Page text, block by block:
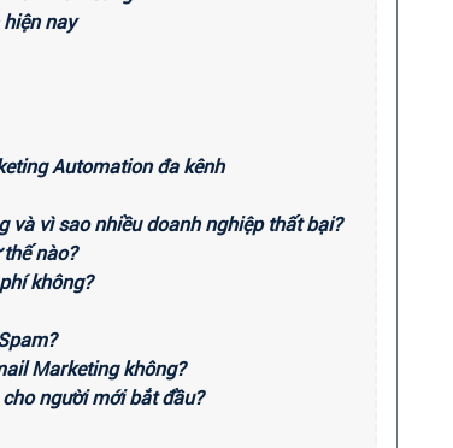
nay
Automation đa kênh
và vì sao nhiều doanh nghiệp thất bại?
nào?
không?
Marketing không?
người mới bắt đầu?